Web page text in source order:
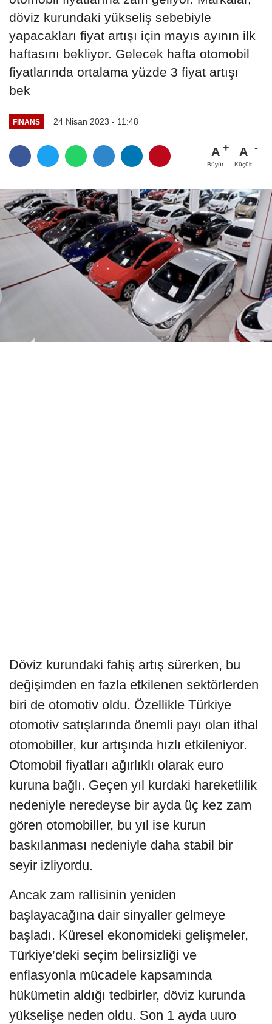
döviz kurundaki yükseliş sebebiyle
yapacakları fiyat artışı için mayıs ayının ilk
haftasını bekliyor. Gelecek hafta otomobil
fiyatlarında ortalama yüzde 3 fiyat artışı
bek
FINANS 24 Nisan 2023 - 11:48
A
Büyüt
A
Küçült
Döviz kurundaki fahiş artış sürerken, bu
değişimden en fazla etkilenen sektörlerden
biri de otomotiv oldu. Özellikle Türkiye
otomotiv satışlarında önemli payı olan ithal
otomobiller, kur artışında hızlı etkileniyor.
Otomobil fiyatları ağırlıklı olarak euro
kuruna bağlı. Geçen yıl kurdaki hareketlilik
nedeniyle neredeyse bir ayda üç kez zam
gören otomobiller, bu yıl ise kurun
baskılanması nedeniyle daha stabil bir
seyir izliyordu.
Ancak zam rallisinin yeniden
başlayacağına dair sinyaller gelmeye
başladı. Küresel ekonomideki gelişmeler,
Türkiye’deki seçim belirsizliği ve
enflasyonla mücadele kapsamında
hükümetin aldığı tedbirler, döviz kurunda
yükselişe neden oldu. Son 1 ayda uuro